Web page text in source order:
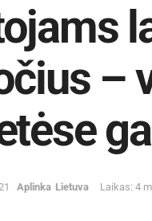
–
Aplinka Lietuva Laikas: 4